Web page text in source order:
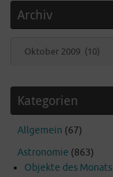
Archiv
Kategorien
Allgemein (67)
Astronomie (863)
Objekte des Monats